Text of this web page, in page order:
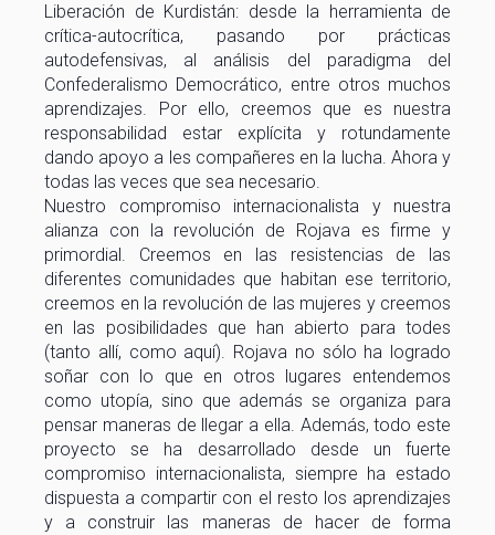
Liberación de Kurdistán: desde la herramienta de
crítica-autocrítica, pasando por prácticas
autodefensivas, al análisis del paradigma del
Confederalismo Democrático, entre otros muchos
aprendizajes. Por ello, creemos que es nuestra
responsabilidad estar explícita y rotundamente
dando apoyo a les compañeres en la lucha. Ahora y
todas las veces que sea necesario.
Nuestro compromiso internacionalista y nuestra
alianza con la revolución de Rojava es firme y
primordial. Creemos en las resistencias de las
diferentes comunidades que habitan ese territorio,
creemos en la revolución de las mujeres y creemos
en las posibilidades que han abierto para todes
(tanto allí, como aquí). Rojava no sólo ha logrado
soñar con lo que en otros lugares entendemos
como utopía, sino que además se organiza para
pensar maneras de llegar a ella. Además, todo este
proyecto se ha desarrollado desde un fuerte
compromiso internacionalista, siempre ha estado
dispuesta a compartir con el resto los aprendizajes
y a construir las maneras de hacer de forma